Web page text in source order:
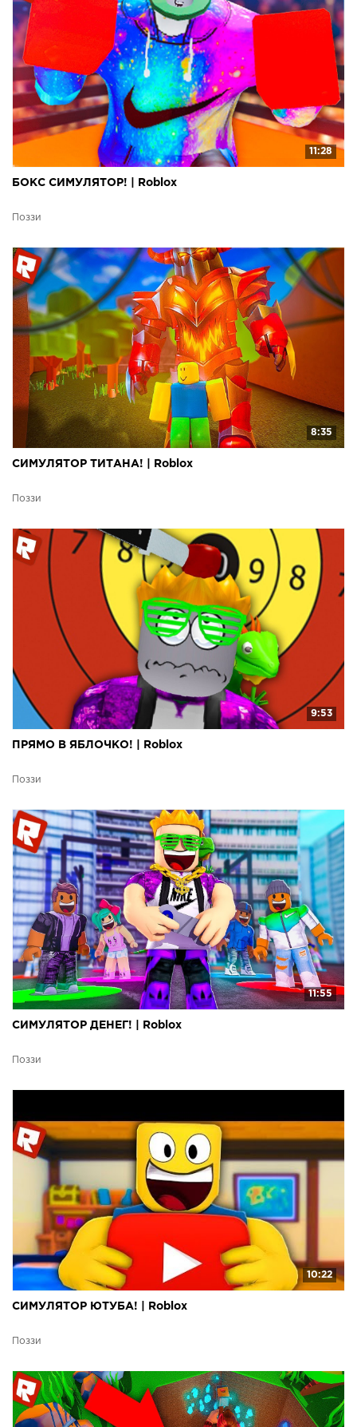
11:28
БОКС СИМУЛЯТОР! | Roblox
Поззи
8:35
СИМУЛЯТОР ТИТАНА! | Roblox
Поззи
9:53
ПРЯМО В ЯБЛОЧКО! | Roblox
Поззи
11:55
СИМУЛЯТОР ДЕНЕГ! | Roblox
Поззи
10:22
СИМУЛЯТОР ЮТУБА! | Roblox
Поззи